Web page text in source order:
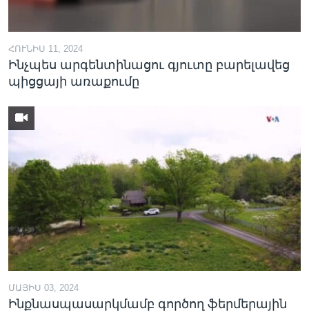
Լեզուներ
ՀՈՒՆԻՍ 11, 2024
Ինչպես արգենտինացու գյուտը բարելավեց
պիցցայի առաքումը
ՄԱՅԻՍ 03, 2024
Ինքնասպասարկմամբ գործող ֆերմերային